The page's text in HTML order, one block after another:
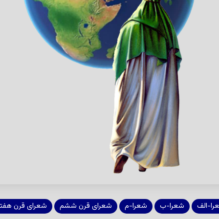
الف شعرا-ب شعرا-م شعرای قرن ششم شعرای قرن